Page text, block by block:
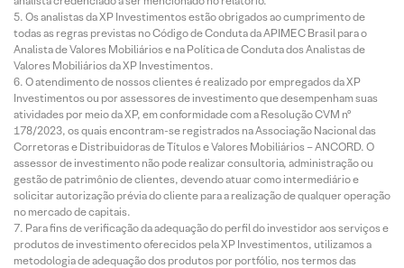
Os analistas da XP Investimentos estão obrigados ao cumprimento de
todas as regras previstas no Código de Conduta da APIMEC Brasil para o
Analista de Valores Mobiliários e na Política de Conduta dos Analistas de
Valores Mobiliários da XP Investimentos.
O atendimento de nossos clientes é realizado por empregados da XP
Investimentos ou por assessores de investimento que desempenham suas
atividades por meio da XP, em conformidade com a Resolução CVM nº
178/2023, os quais encontram-se registrados na Associação Nacional das
Corretoras e Distribuidoras de Títulos e Valores Mobiliários – ANCORD. O
assessor de investimento não pode realizar consultoria, administração ou
gestão de patrimônio de clientes, devendo atuar como intermediário e
solicitar autorização prévia do cliente para a realização de qualquer operação
no mercado de capitais.
Para fins de verificação da adequação do perfil do investidor aos serviços e
produtos de investimento oferecidos pela XP Investimentos, utilizamos a
metodologia de adequação dos produtos por portfólio, nos termos das